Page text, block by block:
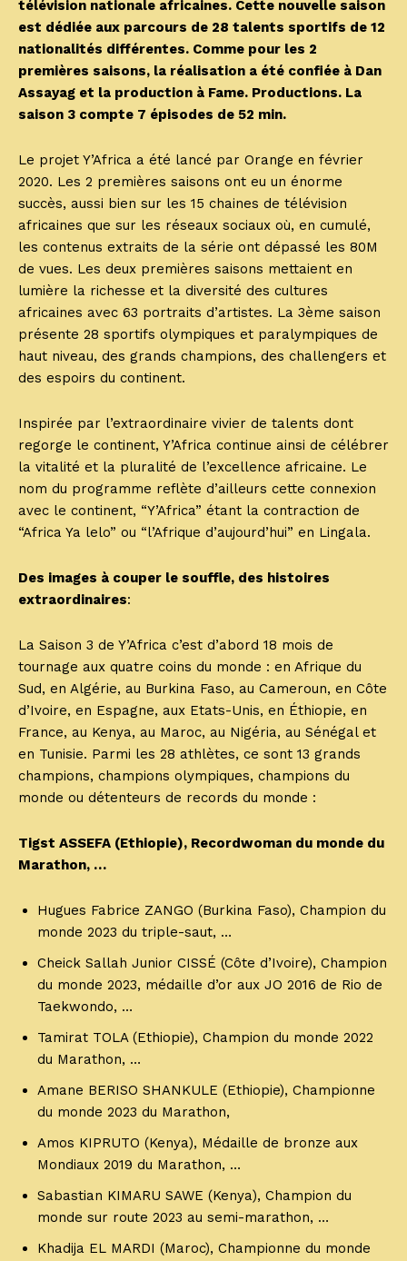
télévision nationale africaines. Cette nouvelle saison
est dédiée aux parcours de 28 talents sportifs de 12
nationalités différentes. Comme pour les 2
premières saisons, la réalisation a été confiée à Dan
Assayag et la production à Fame. Productions. La
saison 3 compte 7 épisodes de 52 min.
Le projet Y’Africa a été lancé par Orange en février
2020. Les 2 premières saisons ont eu un énorme
succès, aussi bien sur les 15 chaines de télévision
africaines que sur les réseaux sociaux où, en cumulé,
les contenus extraits de la série ont dépassé les 80M
de vues. Les deux premières saisons mettaient en
lumière la richesse et la diversité des cultures
africaines avec 63 portraits d’artistes. La 3ème saison
présente 28 sportifs olympiques et paralympiques de
haut niveau, des grands champions, des challengers et
des espoirs du continent.
Inspirée par l’extraordinaire vivier de talents dont
regorge le continent, Y’Africa continue ainsi de célébrer
la vitalité et la pluralité de l’excellence africaine. Le
nom du programme reflète d’ailleurs cette connexion
avec le continent, “Y’Africa” étant la contraction de
“Africa Ya lelo” ou “l’Afrique d’aujourd’hui” en Lingala.
Des images à couper le souffle, des histoires
extraordinaires:
La Saison 3 de Y’Africa c’est d’abord 18 mois de
tournage aux quatre coins du monde : en Afrique du
Sud, en Algérie, au Burkina Faso, au Cameroun, en Côte
d’Ivoire, en Espagne, aux Etats-Unis, en Éthiopie, en
France, au Kenya, au Maroc, au Nigéria, au Sénégal et
en Tunisie. Parmi les 28 athlètes, ce sont 13 grands
champions, champions olympiques, champions du
monde ou détenteurs de records du monde :
Tigst ASSEFA (Ethiopie), Recordwoman du monde du
Marathon, …
Hugues Fabrice ZANGO (Burkina Faso), Champion du
monde 2023 du triple-saut, …
Cheick Sallah Junior CISSÉ (Côte d’Ivoire), Champion
du monde 2023, médaille d’or aux JO 2016 de Rio de
Taekwondo, …
Tamirat TOLA (Ethiopie), Champion du monde 2022
du Marathon, …
Amane BERISO SHANKULE (Ethiopie), Championne
du monde 2023 du Marathon,
Amos KIPRUTO (Kenya), Médaille de bronze aux
Mondiaux 2019 du Marathon, …
Sabastian KIMARU SAWE (Kenya), Champion du
monde sur route 2023 au semi-marathon, …
Khadija EL MARDI (Maroc), Championne du monde